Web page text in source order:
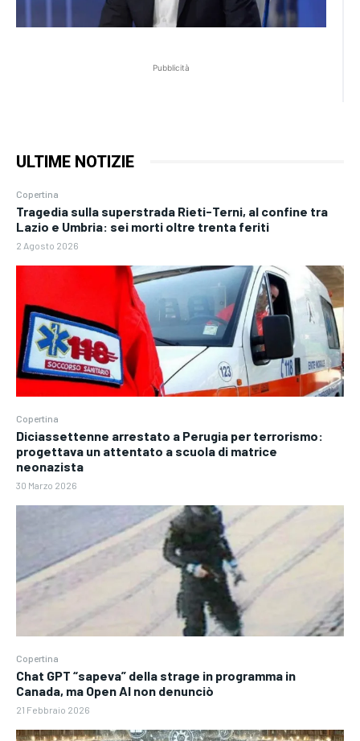
Pubblicità
ULTIME NOTIZIE
Copertina
Tragedia sulla superstrada Rieti-Terni, al confine tra
Lazio e Umbria: sei morti oltre trenta feriti
2 Agosto 2026
Copertina
Diciassettenne arrestato a Perugia per terrorismo:
progettava un attentato a scuola di matrice
neonazista
30 Marzo 2026
Copertina
Chat GPT “sapeva” della strage in programma in
Canada, ma Open AI non denunciò
21 Febbraio 2026